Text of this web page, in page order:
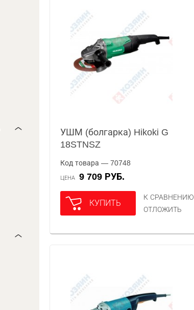
УШМ (болгарка) Hikoki G
18STNSZ
Код товара — 70748
ЦЕНА 9 709 РУБ.
КУПИТЬ
К СРАВНЕНИЮ
ОТЛОЖИТЬ